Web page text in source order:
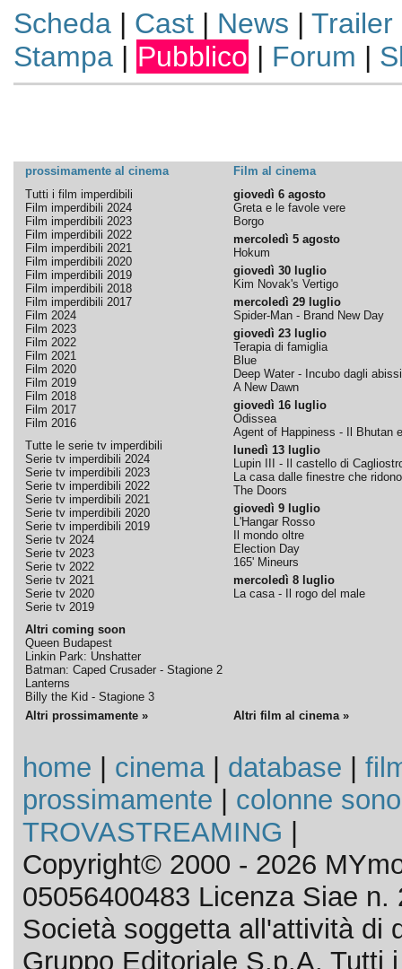
Scheda| Cast| News | Trailer
Stampa| Pubblico | Forum |
prossimamente al cinema
Film al cinema
Tutti i film imperdibili
Film imperdibili 2024
Film imperdibili 2023
Film imperdibili 2022
Film imperdibili 2021
Film imperdibili 2020
Film imperdibili 2019
Film imperdibili 2018
Film imperdibili 2017
Film 2024
Film 2023
Film 2022
Film 2021
Film 2020
Film 2019
Film 2018
Film 2017
Film 2016
Tutte le serie tv imperdibili
Serie tv imperdibili 2024
Serie tv imperdibili 2023
Serie tv imperdibili 2022
Serie tv imperdibili 2021
Serie tv imperdibili 2020
Serie tv imperdibili 2019
Serie tv 2024
Serie tv 2023
Serie tv 2022
Serie tv 2021
Serie tv 2020
Serie tv 2019
Altri coming soon
Queen Budapest
Linkin Park: Unshatter
Batman: Caped Crusader - Stagione 2
Lanterns
Billy the Kid - Stagione 3
giovedì 6 agosto
Greta e le favole vere
Borgo
mercoledì 5 agosto
Hokum
giovedì 30 luglio
Kim Novak's Vertigo
mercoledì 29 luglio
Spider-Man - Brand New Day
giovedì 23 luglio
Terapia di famiglia
Blue
Deep Water - Incubo dagli abissi
A New Dawn
giovedì 16 luglio
Odissea
Agent of Happiness - Il Bhutan
lunedì 13 luglio
Lupin III - Il castello di
La casa dalle finestre che ridono
The Doors
giovedì 9 luglio
L'Hangar Rosso
Il mondo oltre
Election Day
165' Mineurs
mercoledì 8 luglio
La casa - Il rogo del male
Altri prossimamente » Altri film al cinema »
home cinema| database
prossimamente
colonne
TROVASTREAMING
Copyright© 2000 - 2026
05056400483 Licenza Siae n.
Società soggetta all'attività di
Gruppo Editoriale S.p.A. Tutti